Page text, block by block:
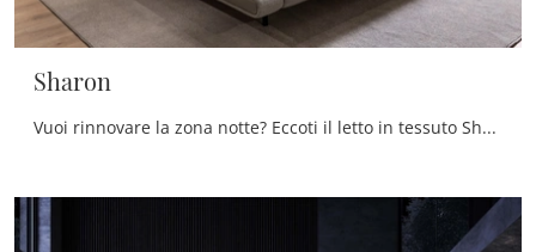
Sharon
Vuoi rinnovare la zona notte? Eccoti il letto in tessuto Sharon di Cantori per spazi moderni.